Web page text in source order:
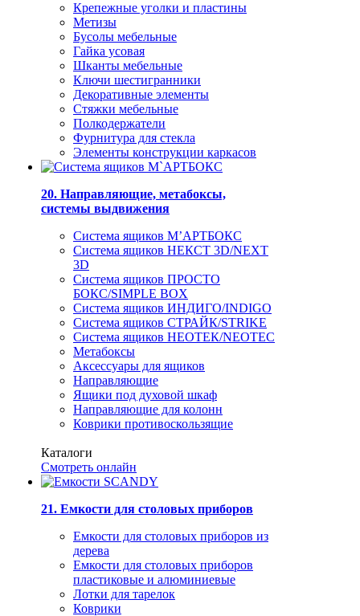
Крепежные уголки и пластины
Метизы
Бусолы мебельные
Гайка усовая
Шканты мебельные
Ключи шестигранники
Декоративные элементы
Стяжки мебельные
Полкодержатели
Фурнитура для стекла
Элементы конструкции каркасов
20. Направляющие, метабоксы,
системы выдвижения
Система ящиков М’АРТБОКС
Система ящиков НЕКСТ 3D/NEXT
3D
Система ящиков ПРОСТО
БОКС/SIMPLE BOX
Система ящиков ИНДИГО/INDIGO
Система ящиков СТРАЙК/STRIKE
Система ящиков НЕОТЕК/NEOTEC
Метабоксы
Аксессуары для ящиков
Направляющие
Ящики под духовой шкаф
Направляющие для колонн
Коврики противоскользящие
Каталоги
Смотреть онлайн
21. Емкости для столовых приборов
Емкости для столовых приборов из
дерева
Емкости для столовых приборов
пластиковые и алюминиевые
Лотки для тарелок
Коврики